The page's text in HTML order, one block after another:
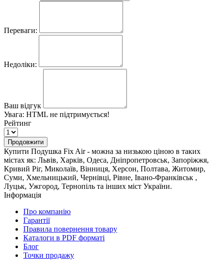
Переваги:
Недоліки:
Ваш відгук
Увага: HTML не підтримується!
Рейтинг
Продовжити
Купити Подушка Fix Air - можна за низькою ціною в таких
містах як: Львів, Харків, Одеса, Дніпропетровськ, Запоріжжя,
Кривий Ріг, Миколаїв, Вінниця, Херсон, Полтава, Житомир,
Суми, Хмельницький, Чернівці, Рівне, Івано-Франківськ ,
Луцьк, Ужгород, Тернопіль та інших міст України.
Інформація
Про компанію
Гарантії
Правила повернення товару
Каталоги в PDF форматі
Блог
Точки продажу